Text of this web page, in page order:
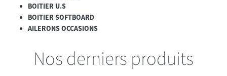
BOITIER U.S
BOITIER SOFTBOARD
AILERONS OCCASIONS
Nos derniers produits